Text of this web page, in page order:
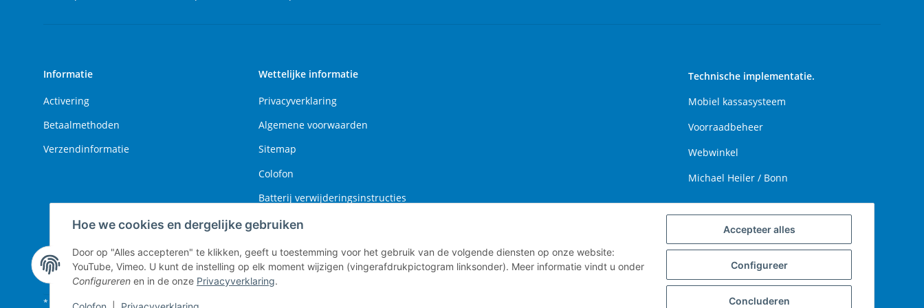
Accepteer alles
Configureer
Concluderen
Hoe we cookies en dergelijke gebruiken
Door op "Alles accepteren" te klikken, geeft u toestemming voor het gebruik van de volgende diensten op onze website:
YouTube, Vimeo. U kunt de instelling op elk moment wijzigen (vingerafdrukpictogram linksonder). Meer informatie vindt u onder
Configureren en in de onze Privacyverklaring.
Informatie
Activering
Betaalmethoden
Verzendinformatie
Wettelijke informatie
Privacyverklaring
Algemene voorwaarden
Sitemap
Colofon
Batterij verwijderingsinstructies
Herroepingsrecht
Technische implementatie.
Mobiel kassasysteem
Voorraadbeheer
Webwinkel
Michael Heiler / Bonn
#global.withdrawalForm#
* Alle prijzen incl. wettelijke btw, excl.verzending